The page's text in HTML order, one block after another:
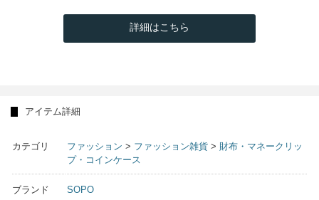
詳細はこちら
アイテム詳細
カテゴリ ファッション > ファッション雑貨 > 財布・マネークリッ
プ・コインケース
ブランド SOPO